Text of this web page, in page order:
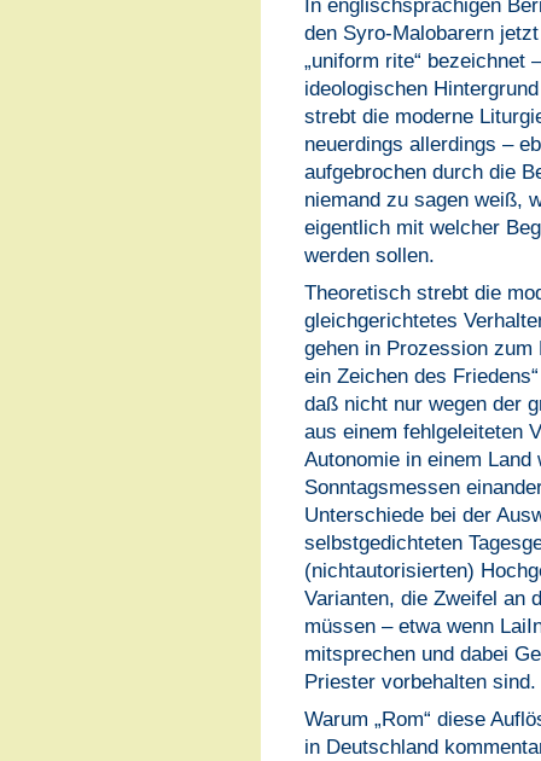
In englischsprachigen
den Syro-Malobarern
„uniform rite“ bezeichnet
ideologischen
strebt die moderne
neuerdings allerdings –
aufgebrochen durch die
niemand zu sagen weiß,
eigentlich mit welcher
werden sollen.
Theoretisch strebt die
gleichgerichtetes
gehen in Prozession zum
ein Zeichen des
daß nicht nur wegen der
aus einem fehlgeleiteten
Autonomie in einem
Sonntagsmessen
Unterschiede bei der
selbstgedichteten
(nichtautorisierten)
Varianten, die Zweifel an
müssen – etwa wenn
mitsprechen und dabei
Priester vorbehalten sind.
Warum „Rom“ diese
in Deutschland